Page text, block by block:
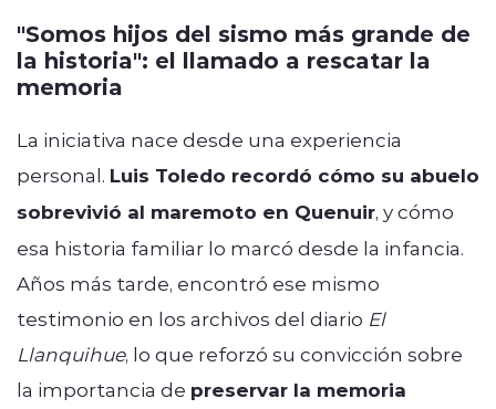
"Somos hijos del sismo más grande de
la historia": el llamado a rescatar la
memoria
La iniciativa nace desde una experiencia
personal. Luis Toledo recordó cómo su abuelo
sobrevivió al maremoto en Quenuir, y cómo
esa historia familiar lo marcó desde la infancia.
Años más tarde, encontró ese mismo
testimonio en los archivos del diario El
Llanquihue, lo que reforzó su convicción sobre
la importancia de preservar la memoria